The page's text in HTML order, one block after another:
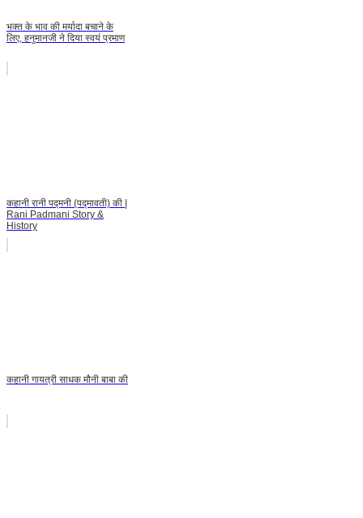
भक्त के भाव की मर्यादा बचाने के
लिए, हनुमानजी ने दिया स्वयं प्रमाण
कहानी रानी पद्मनी (पद्मावती) की |
Rani Padmani Story &
History
कहानी गायत्री साधक मौनी बाबा की